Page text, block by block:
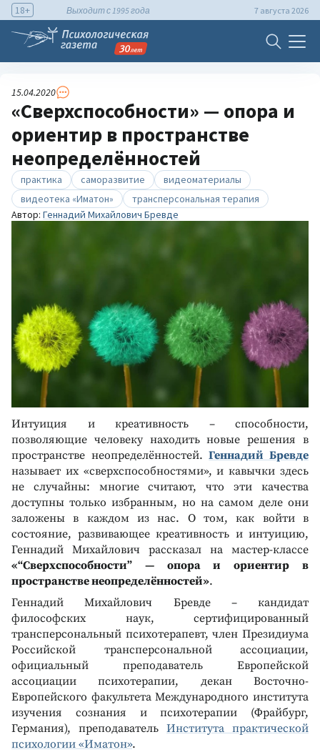
18+ Выходит с 1995 года 7 августа 2026
15.04.2020
«Сверхспособности» — опора и
ориентир в пространстве
неопределённостей
практика саморазвитие
видеоматериалы
видеотека «Иматон»
трансперсональная терапия
Автор: Геннадий Михайлович Бревде
Интуиция и креативность – способности,
позволяющие человеку находить новые решения в
пространстве неопределённостей.Геннадий Бревде
называет их «сверхспособностями», и кавычки здесь
не случайны: многие считают, что эти качества
доступны только избранным, но на самом деле они
заложены в каждом из нас. О том, как войти в
состояние, развивающее креативность и интуицию,
Геннадий Михайлович рассказал на мастер-классе
«“Сверхспособности” — опора и ориентир в
пространстве неопределённостей».
Геннадий Михайлович Бревде – кандидат
философских наук, сертифицированный
трансперсональный психотерапевт, член Президиума
Российской трансперсональной ассоциации,
официальный преподаватель Европейской
ассоциации психотерапии, декан Восточно-
Европейского факультета Международного института
изучения сознания и психотерапии (Фрайбург,
Германия), преподаватель Института практической
психологии «Иматон».